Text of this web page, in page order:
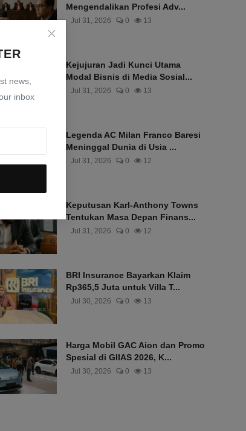
news,
inbox
Mengendalikan Profesi Adv...
Jul 31, 2026 0 13
Kejujuran Jadi Kunci Utama
Modal Bisnis di Media Sosial...
Jul 31, 2026 0 13
Legenda AC Milan Franco Baresi
Meninggal Dunia di Usia ...
Jul 31, 2026 0 12
Keputusan Karl-Anthony Towns
Tentukan Masa Depan Finans...
Jul 31, 2026 0 12
BRI Insurance Bayarkan Klaim
Rp365,5 Juta untuk Villa T...
Jul 30, 2026 0 13
Harga Mobil GAC Aion dan Promo
Spesial di GIIAS 2026, K...
Jul 30, 2026 0 13